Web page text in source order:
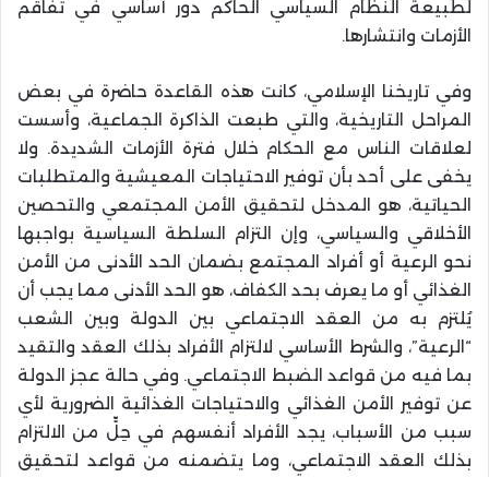
لطبيعة النظام السياسي الحاكم دور أساسي في تفاقم
الأزمات وانتشارها.
وفي تاريخنا الإسلامي، كانت هذه القاعدة حاضرة في بعض
المراحل التاريخية، والتي طبعت الذاكرة الجماعية، وأسست
لعلاقات الناس مع الحكام خلال فترة الأزمات الشديدة. ولا
يخفى على أحد بأن توفير الاحتياجات المعيشية والمتطلبات
الحياتية، هو المدخل لتحقيق الأمن المجتمعي والتحصين
الأخلاقي والسياسي، وإن التزام السلطة السياسية بواجبها
نحو الرعية أو أفراد المجتمع بضمان الحد الأدنى من الأمن
الغذائي أو ما يعرف بحد الكفاف، هو الحد الأدنى مما يجب أن
يُلتزم به من العقد الاجتماعي بين الدولة وبين الشعب
“الرعية”، والشرط الأساسي لالتزام الأفراد بذلك العقد والتقيد
بما فيه من قواعد الضبط الاجتماعي. وفي حالة عجز الدولة
عن توفير الأمن الغذائي والاحتياجات الغذائية الضرورية لأي
سبب من الأسباب، يجد الأفراد أنفسهم في حِلٍّ من الالتزام
بذلك العقد الاجتماعي، وما يتضمنه من قواعد لتحقيق